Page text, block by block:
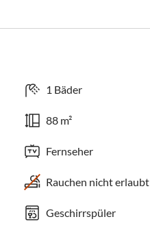
1 Bäder
88 m²
Fernseher
Rauchen nicht erlaubt
Geschirrspüler